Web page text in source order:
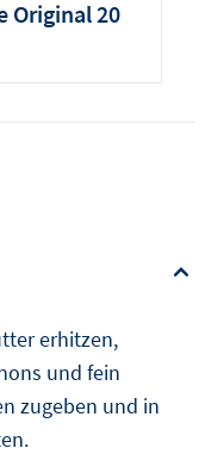
Original 20
erhitzen,
und fein
zugeben und in